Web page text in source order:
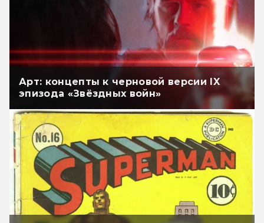
Арт: концепты к черновой версии IX
эпизода «Звёздных войн»